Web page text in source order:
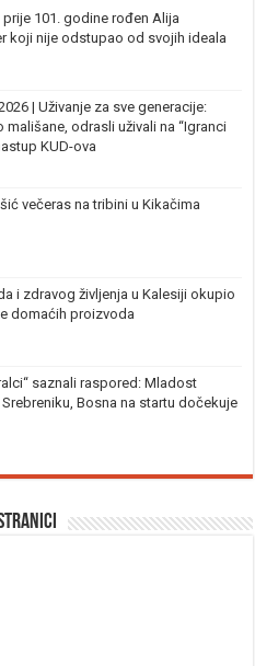
101. godine rođen Alija
koji nije odstupao od svojih ideala
| Uživanje za sve generacije:
mališane, odrasli uživali na “Igranci
KUD-ova
večeras na tribini u Kikačima
i zdravog življenja u Kalesiji okupio
domaćih proizvoda
saznali raspored: Mladost
Bosna na startu dočekuje